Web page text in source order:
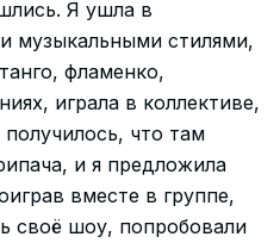
Я ушла в
музыкальными стилями,
фламенко,
играла в коллективе,
что там
и я предложила
вместе в группе,
своё шоу, попробовали